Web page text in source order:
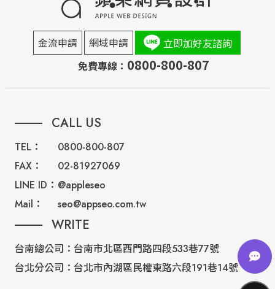
金流申請 網域申請
立即加好友諮詢
免費專線： 0800-800-807
CALL US
TEL：
0800-800-807
FAX：
02-81927069
LINE ID： @appleseo
Mail：
seo@appseo.com.tw
WRITE
台南總公司： 台南市北區西門路四段533巷77號
台北分公司： 台北市內湖區民權東路六段191巷14號